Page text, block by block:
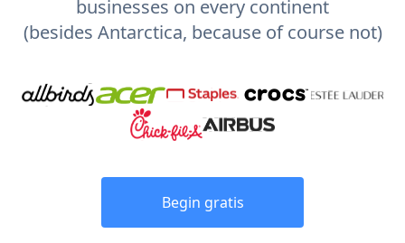
businesses on every continent
(besides Antarctica, because of course not)
Begin gratis